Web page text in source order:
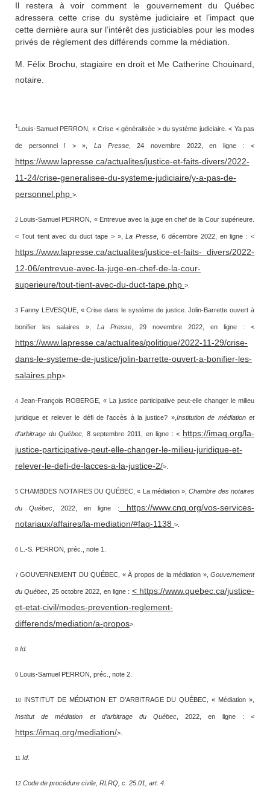
Il restera à voir comment le gouvernement du Québec
adressera cette crise du système judiciaire et l’impact que
cette dernière aura sur l’intérêt des justiciables pour les modes
privés de règlement des différends comme la médiation.
M. Félix Brochu, stagiaire en droit et Me Catherine Chouinard,
notaire.
1Louis-Samuel PERRON, « Crise < généralisée > du système judiciaire. < Ya pas
de personnel ! > »,La Presse, 24 novembre 2022, en ligne : <
https://www.lapresse.ca/actualites/justice-et-faits-divers/2022-
11-24/crise-generalisee-du-systeme-judiciaire/y-a-pas-de-
personnel.php >.
2 Louis-Samuel PERRON, « Entrevue avec la juge en chef de la Cour supérieure.
< Tout tient avec du duct tape > »,La Presse , 6 décembre 2022, en ligne : <
https://www.lapresse.ca/actualites/justice-et-faits- divers/2022-
12-06/entrevue-avec-la-juge-en-chef-de-la-cour-
superieure/tout-tient-avec-du-duct-tape.php >.
3 Fanny LEVESQUE, « Crise dans le système de justice. Jolin-Barrette ouvert à
bonifier les salaires », La Presse , 29 novembre 2022, en ligne : <
https://www.lapresse.ca/actualites/politique/2022-11-29/crise-
dans-le-systeme-de-justice/jolin-barrette-ouvert-a-bonifier-les-
salaires.php>.
4 Jean-François ROBERGE, « La justice participative peut-elle changer le milieu
juridique et relever le défi de l’accès à la justice? », Institution de médiation et
d’arbitrage du Québec , 8 septembre 2011, en ligne : < https://imaq.org/la-
justice-participative-peut-elle-changer-le-milieu-juridique-et-
relever-le-defi-de-lacces-a-la-justice-2/>.
5CHAMBDES NOTAIRES DU QUÉBEC, « La médiation »,Chambre des notaires
du Québec , 2022, en ligne :
https://www.cnq.org/vos-services-
notariaux/affaires/la-mediation/#faq-1138 >.
6 L.-S. PERRON, préc., note 1.
7GOUVERNEMENT DU QUÉBEC, « À propos de la médiation »,Gouvernement
du Québec , 25 octobre 2022, en ligne : < https://www.quebec.ca/justice-
et-etat-civil/modes-prevention-reglement-
differends/mediation/a-propos>.
8 Id.
9 Louis-Samuel PERRON, préc., note 2.
10 INSTITUT DE MÉDIATION ET D’ARBITRAGE DU QUÉBEC, « Médiation »,
Institut de médiation et d’arbitrage du Québec , 2022, en ligne : <
https://imaq.org/mediation/>.
11 Id.
12 Code de procédure civile, RLRQ, c. 25.01, art. 4.